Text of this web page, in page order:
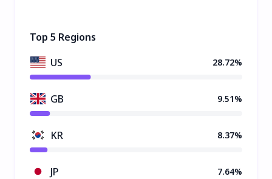
Top 5 Regions
US
28.72%
GB 9.51%
KR 8.37%
JP 7.64%